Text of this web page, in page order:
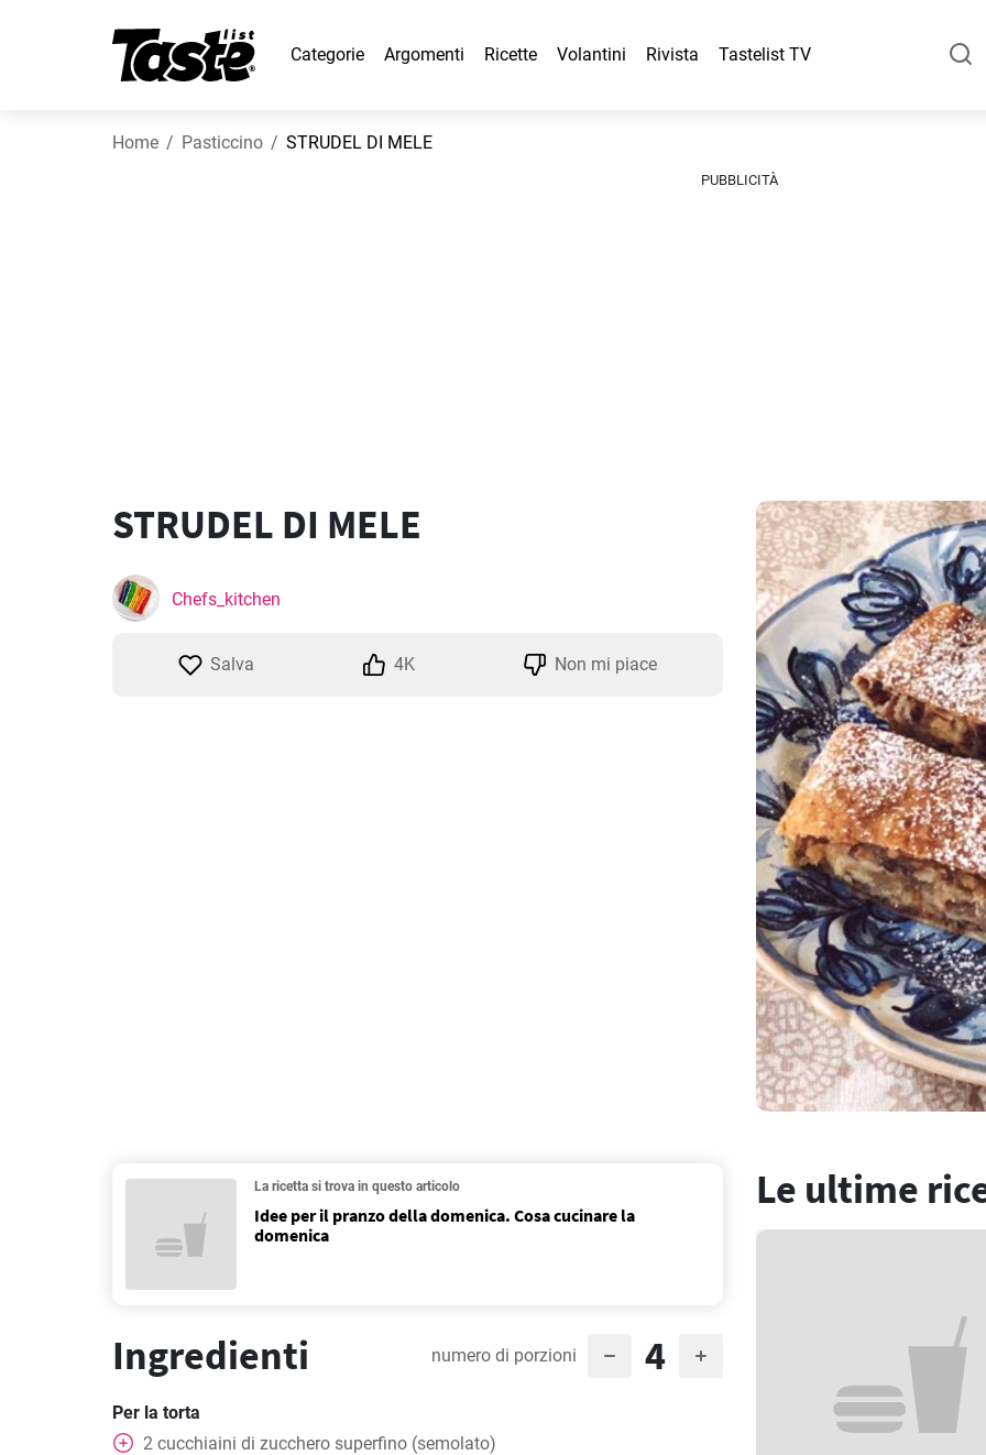
Categorie Argomenti Ricette Volantini Rivista Tastelist TV
Home Pasticcino STRUDEL DI MELE
PUBBLICITÀ
STRUDEL DI MELE
Chefs_kitchen
Salva 4K Non mi piace
La ricetta si trova in questo articolo
Idee per il pranzo della domenica. Cosa cucinare la
domenica
Ingredienti numero di porzioni 4
Per la torta
2 cucchiaini di zucchero superfino (semolato)
Le ultime